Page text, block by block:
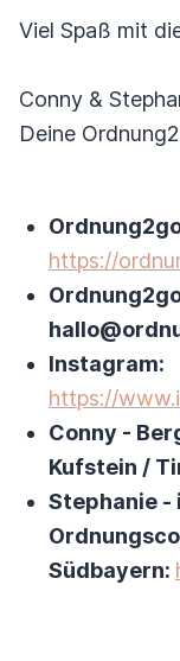
Viel Spaß mit
Conny &
Deine
https://
Instagram:
https://
Conny -
Kufstein /
Stephanie -
Südbayern: